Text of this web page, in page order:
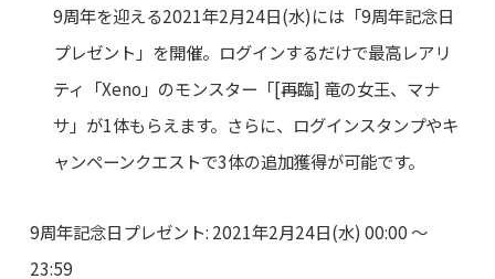
9周年を迎える2021年2月24日(水)には「9周年記念日
プレゼント」を開催。ログインするだけで最高レアリ
ティ「Xeno」のモンスター「[再臨] 竜の女王、マナ
サ」が1体もらえます。さらに、ログインスタンプやキ
ャンペーンクエストで3体の追加獲得が可能です。
9周年記念日プレゼント: 2021年2月24日(水) 00:00 ～
23:59